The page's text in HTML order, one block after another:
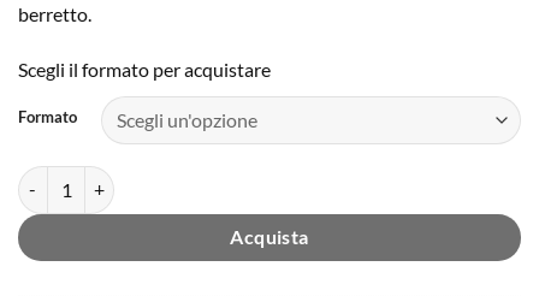
berretto.
Scegli il formato per acquistare
Formato
Dugo e le stelle quantità
Acquista